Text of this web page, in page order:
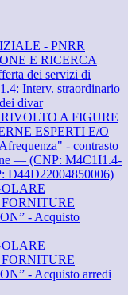
- PNRR
E RICERCA
dei servizi di
Interv. straordinario
divar
A FIGURE
ESPERTI E/O
- contrasto
— (CNP: M4C1I1.4-
D44D22004850006)
- Acquisto
- Acquisto arredi